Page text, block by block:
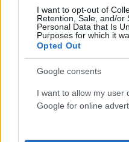
I want to opt-out of
Retention, Sale, and/or
Personal Data that Is
Purposes for which it
Opted Out
Google consents
I want to allow my user
Google for online